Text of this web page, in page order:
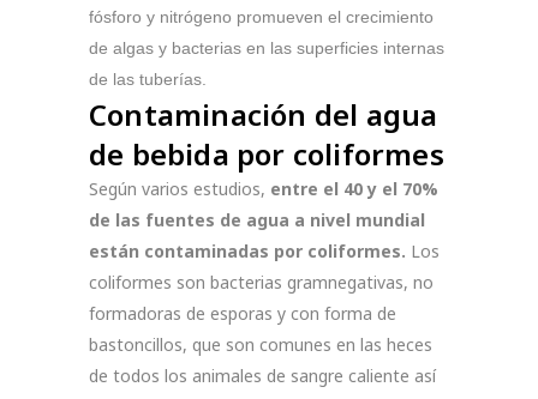
fósforo y nitrógeno promueven el crecimiento
de algas y bacterias en las superficies internas
de las tuberías.
Contaminación del agua
de bebida por coliformes
Según varios estudios, entre el 40 y el 70%
de las fuentes de agua a nivel mundial
están contaminadas por coliformes. Los
coliformes son bacterias gramnegativas, no
formadoras de esporas y con forma de
bastoncillos, que son comunes en las heces
de todos los animales de sangre caliente así